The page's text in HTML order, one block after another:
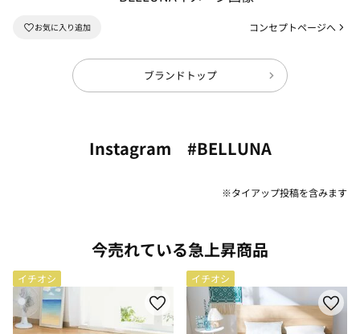
コンセプトページへ
ブランドトップ
Instagram #BELLUNA
※タイアップ投稿を含みます
今売れている急上昇商品
イチオシ イチオシ